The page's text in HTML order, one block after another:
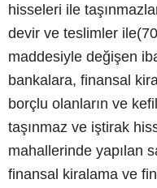
hisseleri ile
devir ve teslimler
maddesiyle değişen
bankalara, finansal
borçlu olanların ve
taşınmaz ve iştirak
mahallerinde yapılan
finansal kiralama ve